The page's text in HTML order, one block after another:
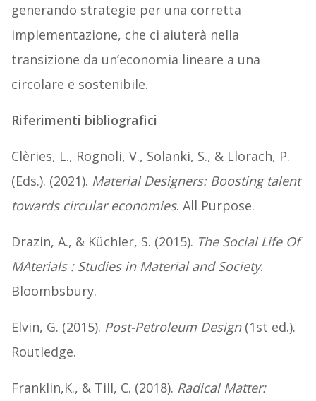
generando strategie per una corretta
implementazione, che ci aiuterà nella
transizione da un’economia lineare a una
circolare e sostenibile.
Riferimenti bibliografici
Clèries, L., Rognoli, V., Solanki, S., & Llorach, P.
(Eds.). (2021). Material Designers: Boosting talent
towards circular economies. All Purpose.
Drazin, A., & Küchler, S. (2015). The Social Life Of
MAterials : Studies in Material and Society.
Bloombsbury.
Elvin, G. (2015). Post-Petroleum Design(1st ed.).
Routledge.
Franklin,K., & Till, C. (2018). Radical Matter: